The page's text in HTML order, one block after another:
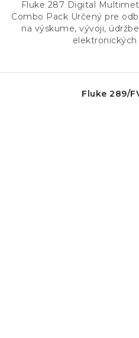
Fluke 287 Digital
Combo Pack Určený pre
na výskume, vývoji,
elektronických
Fluke 289/